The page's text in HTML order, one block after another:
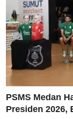
PSMS Medan
Presiden 2026,